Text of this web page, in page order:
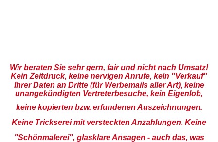
Wir beraten Sie sehr gern, fair und nicht nach Umsatz!
Kein Zeitdruck, keine nervigen Anrufe, kein "Verkauf"
Ihrer Daten an Dritte (für Werbemails aller Art), keine
unangekündigten Vertreterbesuche, kein Eigenlob,
keine kopierten bzw. erfundenen Auszeichnungen.
Keine Trickserei mit versteckten Anzahlungen. Keine
"Schönmalerei", glasklare Ansagen - auch das, was